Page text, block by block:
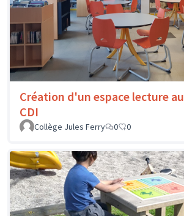
Création d'un espace lecture au
CDI
Collège Jules Ferry
0 0